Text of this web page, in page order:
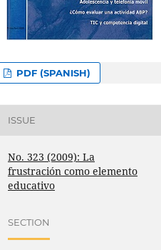
PDF (SPANISH)
ISSUE
No. 323 (2009): La
frustración como elemento
educativo
SECTION